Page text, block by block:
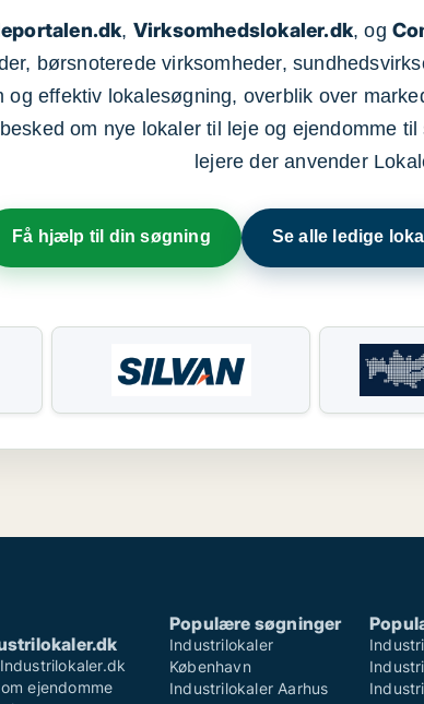
, Virksomhedslokaler.dk, og
børsnoterede virksomheder,
og effektiv lokalesøgning, overblik over
om nye lokaler til leje og ejendomme
lejere der anvender
Få hjælp til din søgning Se alle ledige
ejendomme
Populære søgninger
Industrilokaler
København
Industrilokaler Aarhus